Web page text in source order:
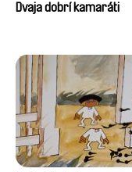
Dvaja dobrí kamaráti